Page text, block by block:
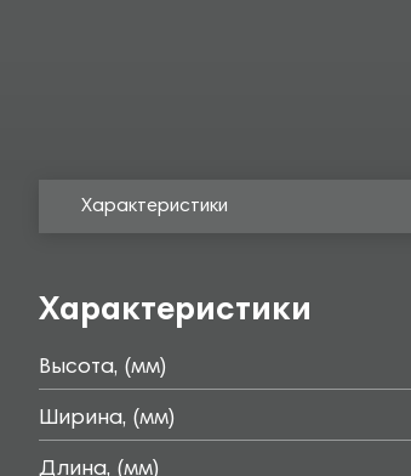
Характеристики
Характеристики
Высота, (мм)
Ширина, (мм)
Длина, (мм)